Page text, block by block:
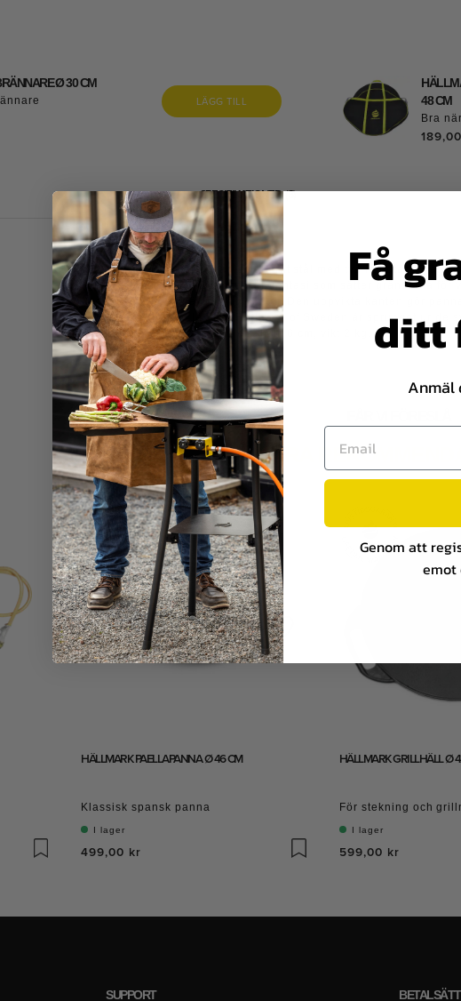
Ø 30 CM
LÄGG TILL
48 CM
Bra
SPECIFIKATIONER 3
En klassisk paellapanna i emaljerat stål med två handtag.
gasollåga i, men det är bara din fantasi som sätter gränserna för
och varmhållning är två funktioner. Den uppvikta kanten gör
ska småputtra lite längre. Hällmark of Sweden är sprunget ur de
oförstörbara. Diameter 46 cm, kant 6 cm, vikt 2 kg.
VÅRA
HÄLLMARK PAELLAPANNA Ø 46 CM
Klassisk spansk panna
I lager
499,00 kr
HÄLLMARK GRILLHÄLL Ø
För stekning och
I lager
599,00 kr
SUPPORT BETALSÄTT
Få
ditt
Anmäl
Genom att
emot